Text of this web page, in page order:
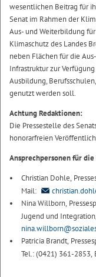
wesentlichen Beitrag für
Senat im Rahmen der
Aus- und Weiterbildung
Klimaschutz des Landes
neben Flächen für die
Infrastruktur zur
Ausbildung,
genutzt werden soll.
Achtung Redaktionen:
Die Pressestelle des
honorarfreien
Ansprechpersonen für
Christian Dohle,
Mail:
Nina Willborn,
Jugend und
Patricia Brandt,
Tel.: (0421) 361-2853,